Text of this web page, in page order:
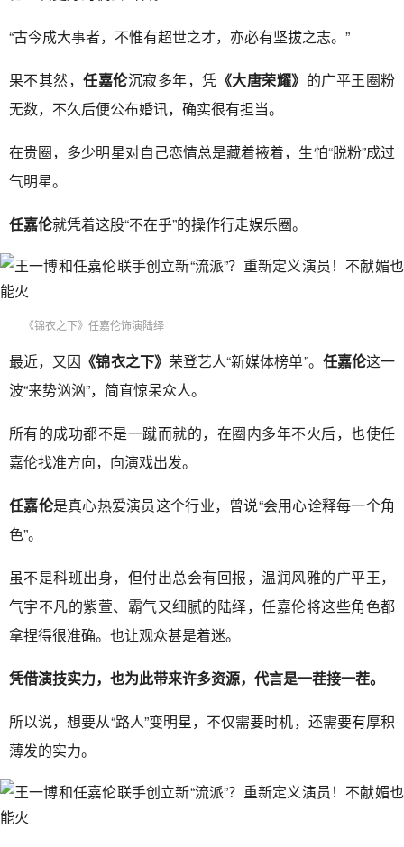
“古今成大事者，不惟有超世之才，亦必有坚拔之志。”
果不其然，任嘉伦沉寂多年，凭 《大唐荣耀》 的广平王圈粉
无数，不久后便公布婚讯，确实很有担当。
在贵圈，多少明星对自己恋情总是藏着掖着，生怕“脱粉”成过
气明星。
任嘉伦就凭着这股“不在乎”的操作行走娱乐圈。
《锦衣之下》任嘉伦饰演陆绎
最近，又因 《锦衣之下》 荣登艺人“新媒体榜单”。 任嘉伦这一
波“来势汹汹”，简直惊呆众人。
所有的成功都不是一蹴而就的，在圈内多年不火后，也使任
嘉伦找准方向，向演戏出发。
任嘉伦是真心热爱演员这个行业，曾说“会用心诠释每一个角
色”。
虽不是科班出身，但付出总会有回报，温润风雅的广平王，
气宇不凡的紫萱、霸气又细腻的陆绎，任嘉伦将这些角色都
拿捏得很准确。也让观众甚是着迷。
凭借演技实力，也为此带来许多资源，代言是一茬接一茬。
所以说，想要从“路人”变明星，不仅需要时机，还需要有厚积
薄发的实力。